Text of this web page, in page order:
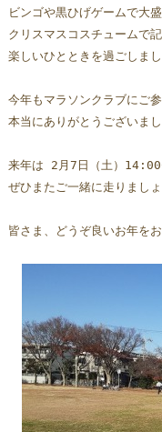
ビンゴや黒ひげゲームで大
クリスマスコスチュームで記
楽しいひとときを過ごしま
今年もマラソンクラブにご参
本当にありがとうございまし
来年は 2月7日（土）
ぜひまたご一緒に走りまし
皆さま、どうぞ良いお年をお